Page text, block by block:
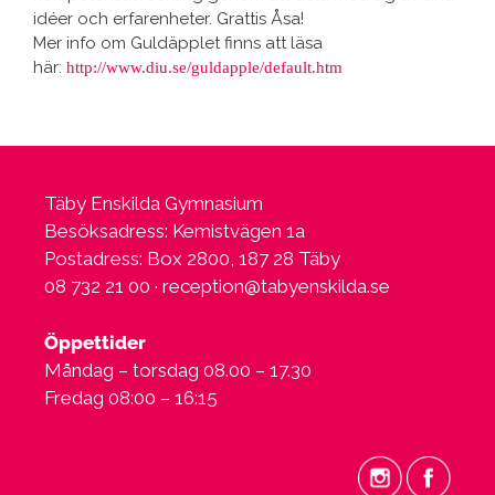
idéer och erfarenheter. Grattis Åsa!
Mer info om Guldäpplet finns att läsa
här: http://www.diu.se/guldapple/default.htm
Täby Enskilda Gymnasium
Besöksadress: Kemistvägen 1a
Postadress: Box 2800, 187 28 Täby
08 732 21 00 · reception@tabyenskilda.se
Öppettider
Måndag – torsdag 08.00 – 17.30
Fredag 08:00 – 16:15